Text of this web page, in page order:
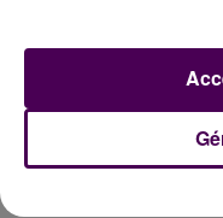
parie Rodolphe
Rodolphe Delors au